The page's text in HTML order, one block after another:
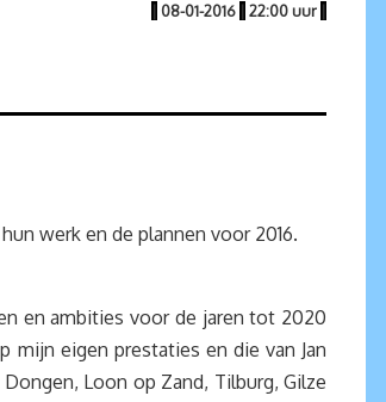
| 08-01-2016 | 22:00 uur |
werk en de plannen voor 2016.
en ambities voor de jaren tot 2020
eigen prestaties en die van Jan
Loon op Zand, Tilburg, Gilze